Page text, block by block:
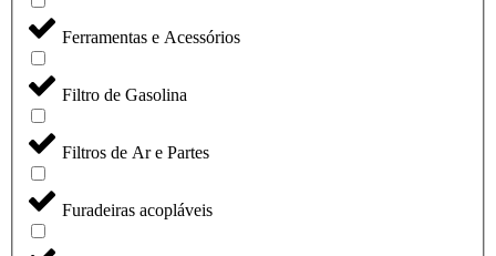
Ferramentas e Acessórios
Filtro de Gasolina
Filtros de Ar e Partes
Furadeiras acopláveis